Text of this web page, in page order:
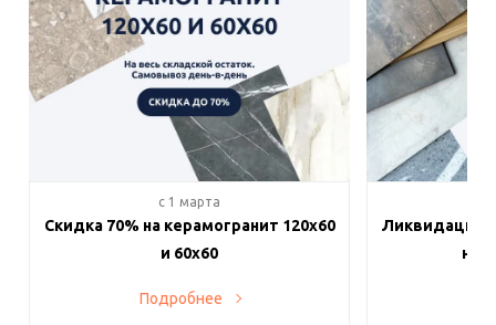
c 1 марта
Скидка 70% на керамогранит 120х60
и 60х60
Подробнее
Ликвидация
на